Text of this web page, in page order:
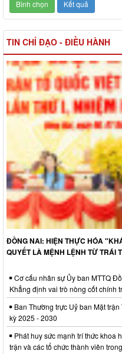
TIN CHỈ ĐẠO - ĐIỀU HÀNH
ĐỒNG NAI: HIỆN THỰC HÓA
QUYẾT LÀ MỆNH LỆNH TỪ TRÁI
Cơ cấu nhân sự Ủy ban MTTQ
Khẳng định vai trò nòng cốt chính
Ban Thường trực Uỷ ban Mặt
kỳ 2025 - 2030
Phát huy sức mạnh trí thức khoa
trận và các tổ chức thành viên